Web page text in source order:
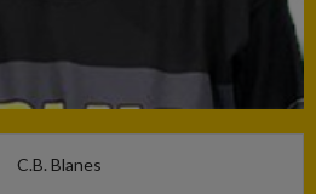
C.B. Blanes